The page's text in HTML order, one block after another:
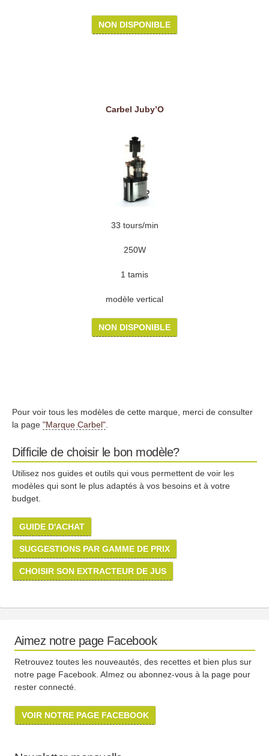
NON DISPONIBLE
Carbel Juby’O
33 tours/min
250W
1 tamis
modèle vertical
NON DISPONIBLE
Pour voir tous les modèles de cette marque, merci de consulter
la page "Marque Carbel"
Difficile de choisir le bon modèle?
Utilisez nos guides et outils qui vous permettent de voir les
modèles qui sont le plus adaptés à vos besoins et à votre
budget.
GUIDE D'ACHAT
SUGGESTIONS PAR GAMME DE PRIX
CHOISIR SON EXTRACTEUR DE JUS
Aimez notre page Facebook
Retrouvez toutes les nouveautés, des recettes et bien plus sur
notre page Facebook. AImez ou abonnez-vous à la page pour
rester connecté.
VOIR NOTRE PAGE FACEBOOK